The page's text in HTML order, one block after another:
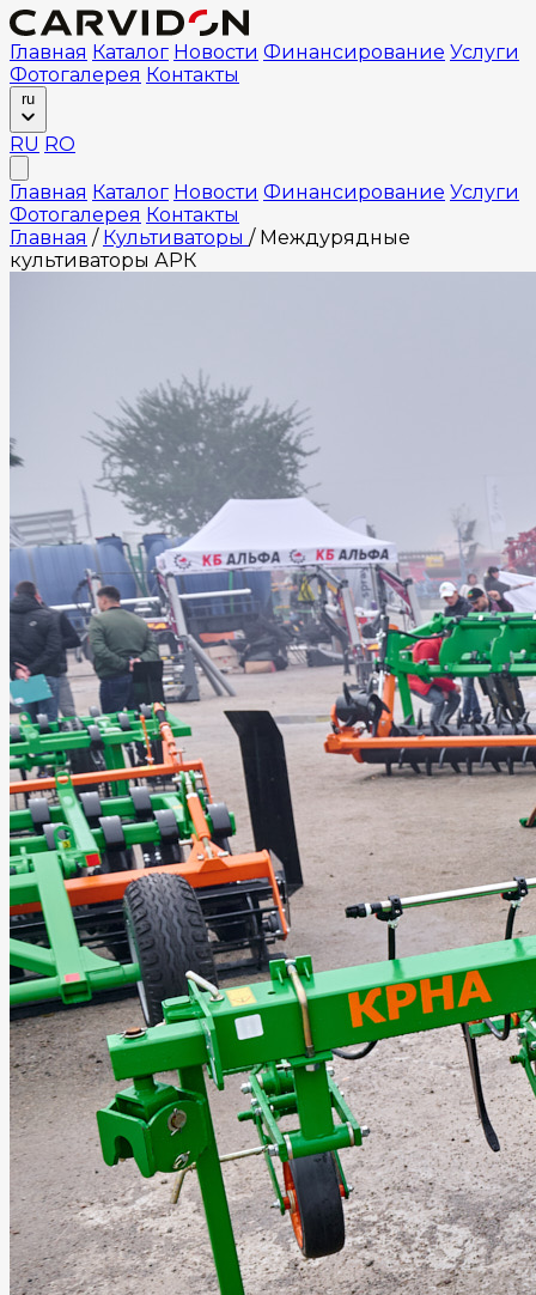
Главная Каталог Новости Финансирование Услуги
Фотогалерея Контакты
ru
RU RO
Главная Каталог Новости Финансирование Услуги
Фотогалерея Контакты
Главная / Культиваторы / Междурядные
культиваторы АРК